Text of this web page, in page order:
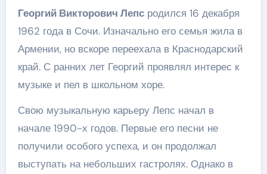
Георгий Викторович Лепсродился 16 декабря
1962 года в Сочи. Изначально его семья жила в
Армении, но вскоре переехала в Краснодарский
край. С ранних лет Георгий проявлял интерес к
музыке и пел в школьном хоре.
Свою музыкальную карьеру Лепс начал в
начале 1990-х годов. Первые его песни не
получили особого успеха, и он продолжал
выступать на небольших гастролях. Однако в